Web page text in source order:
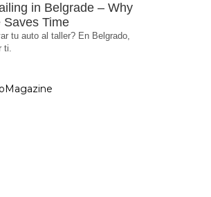
in Belgrade – Why
Saves Time
tu auto al taller? En Belgrado,
ti.